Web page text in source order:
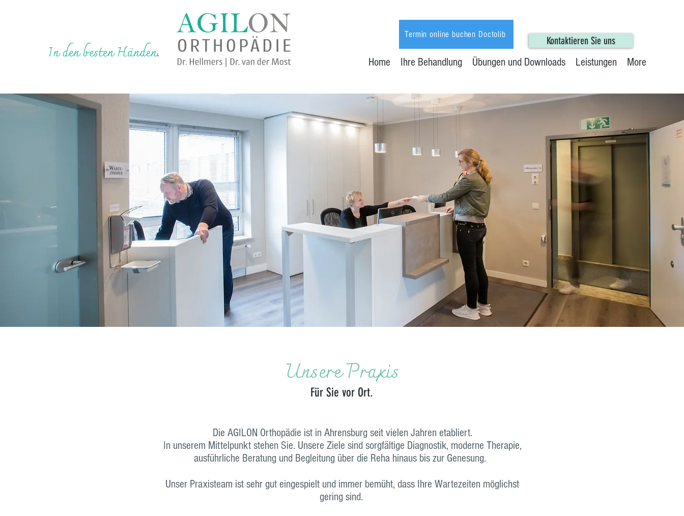
In den besten Händen.
Termin online buchen Doctolib
Kontaktieren Sie uns
Home Ihre Behandlung Übungen und Downloads Leistungen More
Unsere Praxis
Für Sie vor Ort.
Die AGILON Orthopädie ist in Ahrensburg seit vielen Jahren etabliert.
In unserem Mittelpunkt stehen Sie. Unsere Ziele sind sorgfältige Diagnostik, moderne Therapie,
ausführliche Beratung und Begleitung über die Reha hinaus bis zur Genesung.
Unser Praxisteam ist sehr gut eingespielt und immer bemüht, dass Ihre Wartezeiten möglichst
gering sind.